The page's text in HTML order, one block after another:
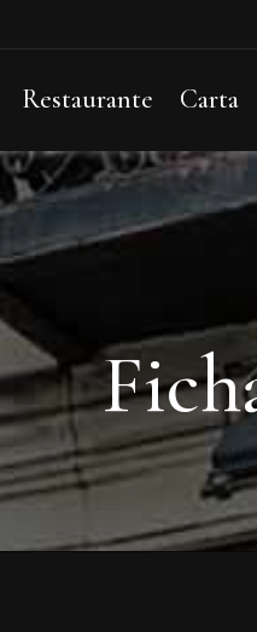
Restaurante Carta